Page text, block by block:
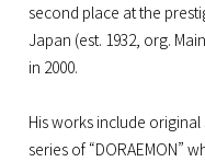
second place at the
Japan (est. 1932, org.
in 2000.
His works include
series of “DORAEMON”